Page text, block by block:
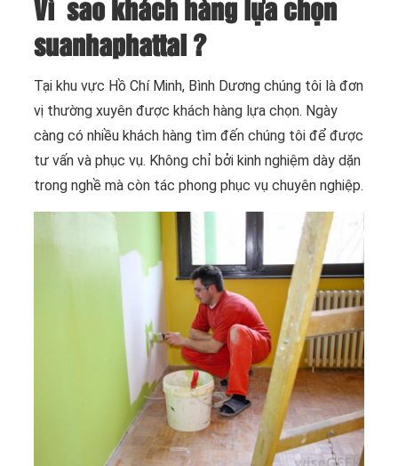
Vì sao khách hàng lựa chọn
suanhaphattai ?
Tại khu vực Hồ Chí Minh, Bình Dương chúng tôi là đơn
vị thường xuyên được khách hàng lựa chọn. Ngày
càng có nhiều khách hàng tìm đến chúng tôi để được
tư vấn và phục vụ. Không chỉ bởi kinh nghiệm dày dặn
trong nghề mà còn tác phong phục vụ chuyên nghiệp.